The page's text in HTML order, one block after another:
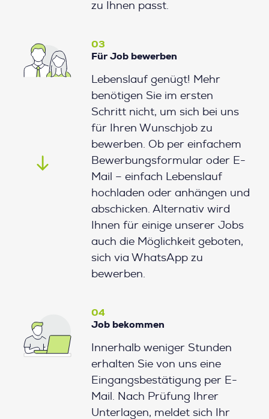
zu Ihnen passt.
03
Für Job bewerben
Lebenslauf genügt! Mehr
benötigen Sie im ersten
Schritt nicht, um sich bei uns
für Ihren Wunschjob zu
bewerben. Ob per einfachem
Bewerbungsformular oder E-
Mail – einfach Lebenslauf
hochladen oder anhängen und
abschicken. Alternativ wird
Ihnen für einige unserer Jobs
auch die Möglichkeit geboten,
sich via WhatsApp zu
bewerben.
04
Job bekommen
Innerhalb weniger Stunden
erhalten Sie von uns eine
Eingangsbestätigung per E-
Mail. Nach Prüfung Ihrer
Unterlagen, meldet sich Ihr